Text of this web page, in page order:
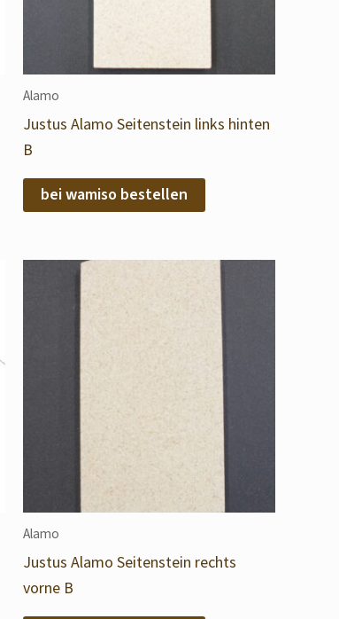
Alamo
Justus Alamo Seitenstein links hinten
B
bei wamiso bestellen
Alamo
Justus Alamo Seitenstein rechts
vorne B